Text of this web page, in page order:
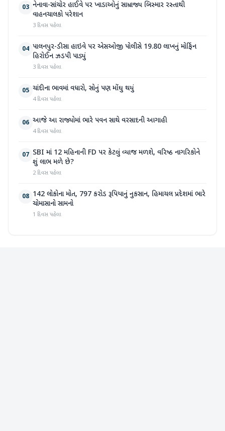
03 નેનાવા-સાંચોર હાઈવે પર ખાડાઓનું સામ્રાજ્ય બિસ્માર રસ્તાથી
વાહનચાલકો પરેશાન
3 દિવસ પહેલા
04 પાલનપુર-ડીસા હાઇવે પર એસઓજી પોલીસે 19.80 લાખનું મોર્ફિન
હિરોઈન ઝડપી પાડ્યું
3 દિવસ પહેલા
05 ચાંદીના ભાવમાં વધારો, સોનું પણ મોંઘુ થયું
4 દિવસ પહેલા
06 આજે આ રાજ્યોમાં ભારે પવન સાથે વરસાદની આગાહી
4 દિવસ પહેલા
07 SBI માં 12 મહિનાની FD પર કેટલું વ્યાજ મળશે, વરિષ્ઠ નાગરિકોને
શું લાભ મળે છે?
2 દિવસ પહેલા
08 142 લોકોના મોત, 797 કરોડ રૂપિયાનું નુકસાન, હિમાચલ પ્રદેશમાં ભારે
ચોમાસાનો સામનો
1 દિવસ પહેલા